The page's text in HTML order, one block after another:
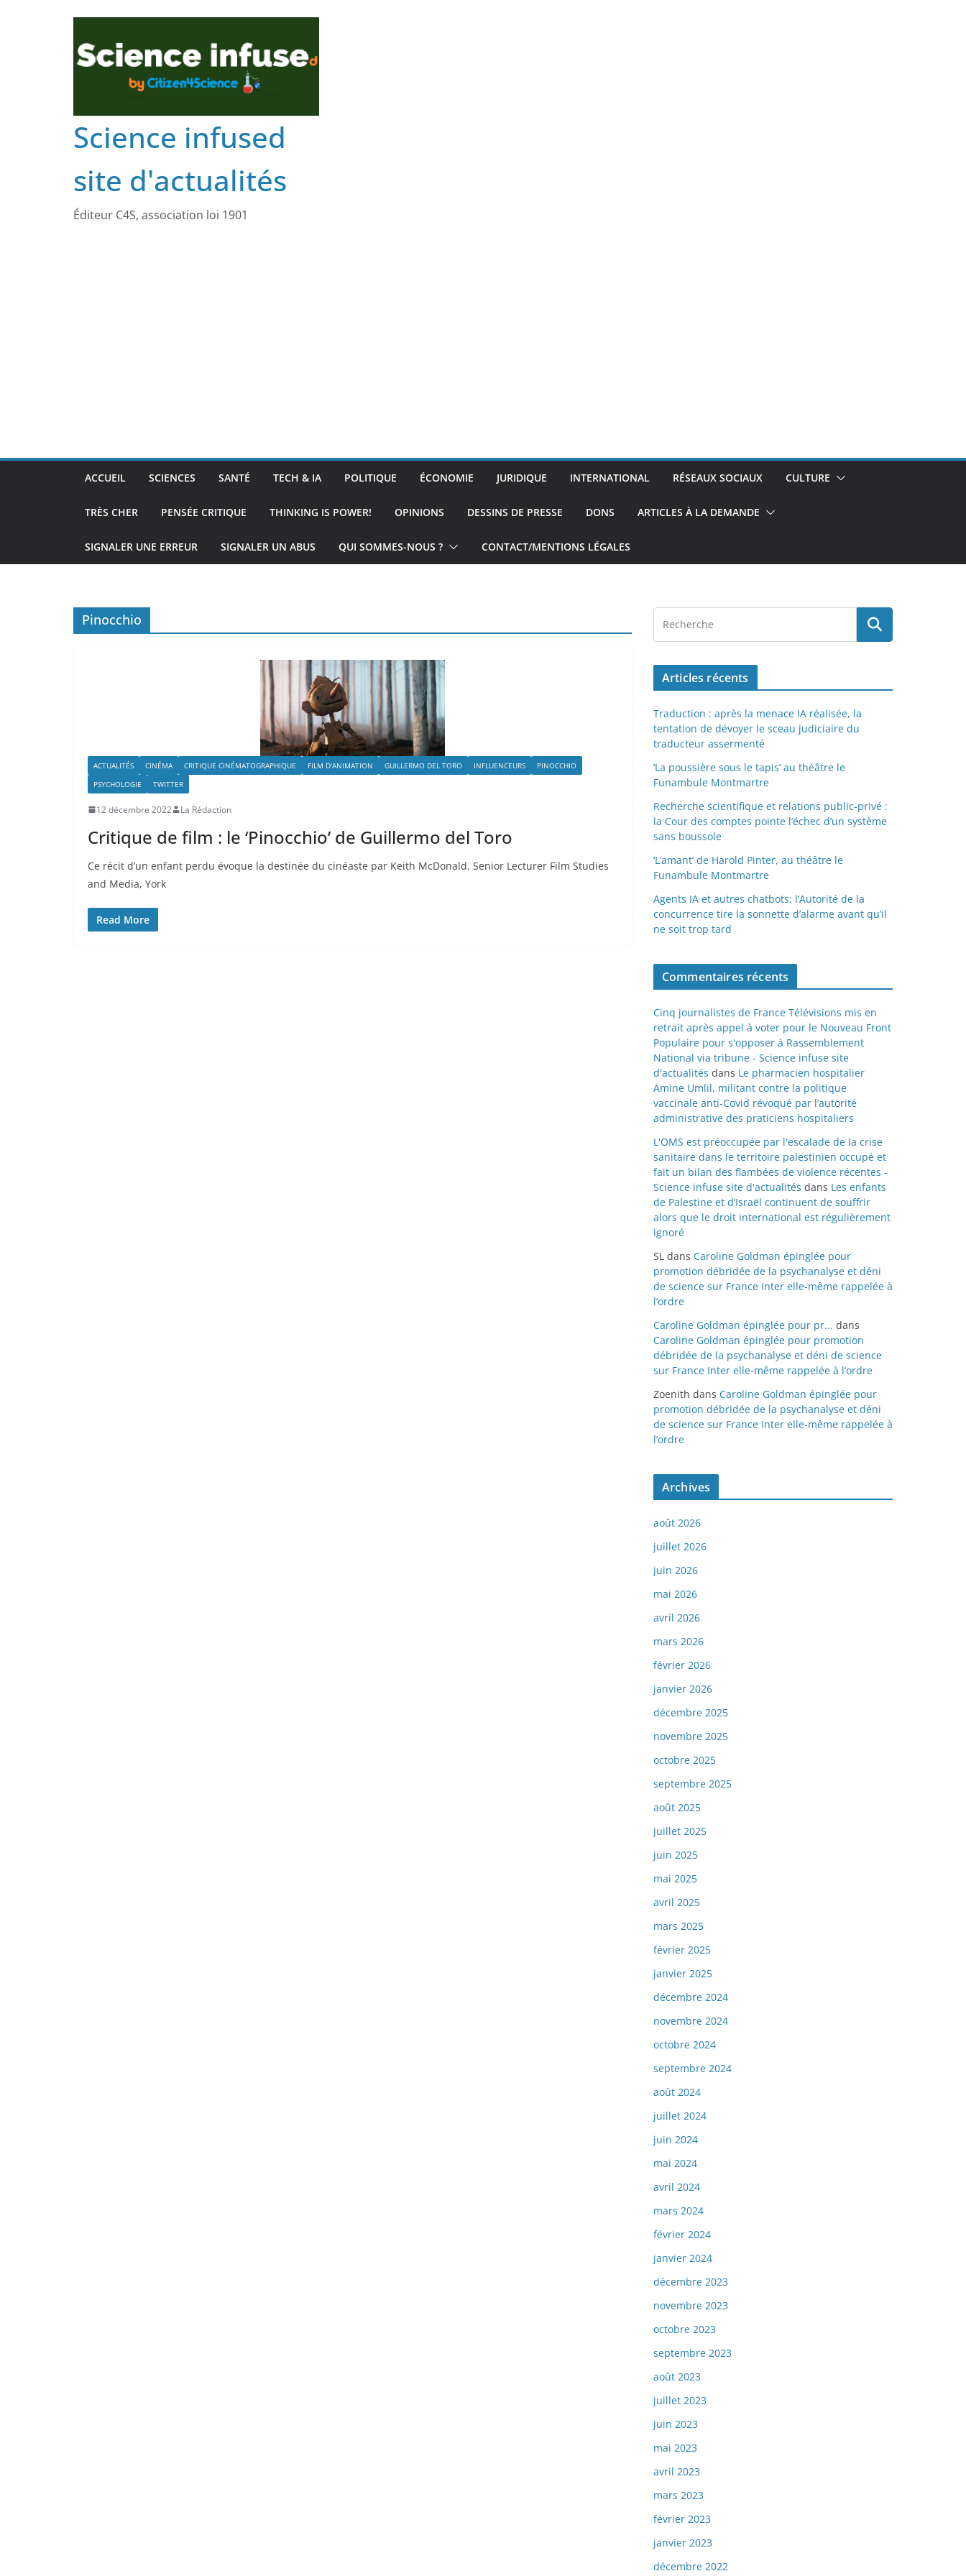
Science infused
site d'actualités
Éditeur C4S, association loi 1901
ACCUEIL SCIENCES SANTÉ TECH & IA POLITIQUE ÉCONOMIE JURIDIQUE INTERNATIONAL RÉSEAUX SOCIAUX CULTURE
TRÈS CHER PENSÉE CRITIQUE THINKING IS POWER! OPINIONS DESSINS DE PRESSE DONS ARTICLES À LA DEMANDE
SIGNALER UNE ERREUR SIGNALER UN ABUS QUI SOMMES-NOUS ? CONTACT/MENTIONS LÉGALES
Pinocchio
ACTUALITÉS CINÉMA CRITIQUE CINÉMATOGRAPHIQUE FILM D'ANIMATION GUILLERMO DEL TORO INFLUENCEURS
PINOCCHIO
PSYCHOLOGIE
TWITTER
12 décembre 2022 La Rédaction
Critique de film : le ‘Pinocchio’ de Guillermo del Toro
Ce récit d’un enfant perdu évoque la destinée du cinéaste par Keith McDonald, Senior Lecturer Film Studies
and Media, York
Read More
Articles récents
Traduction : après la menace IA réalisée, la
tentation de dévoyer le sceau judiciaire du
traducteur assermenté
‘La poussière sous le tapis’ au théâtre le
Funambule Montmartre
Recherche scientifique et relations public-privé :
la Cour des comptes pointe l’échec d’un système
sans boussole
‘L’amant’ de Harold Pinter, au théâtre le
Funambule Montmartre
Agents IA et autres chatbots: l’Autorité de la
concurrence tire la sonnette d’alarme avant qu’il
ne soit trop tard
Commentaires récents
Cinq journalistes de France Télévisions mis en
retrait après appel à voter pour le Nouveau Front
Populaire pour s'opposer à Rassemblement
National via tribune - Science infuse site
d'actualités dans Le pharmacien hospitalier
Amine Umlil, militant contre la politique
vaccinale anti-Covid révoqué par l’autorité
administrative des praticiens hospitaliers
L'OMS est préoccupée par l'escalade de la crise
sanitaire dans le territoire palestinien occupé et
fait un bilan des flambées de violence récentes -
Science infuse site d'actualités dans Les enfants
de Palestine et d’Israël continuent de souffrir
alors que le droit international est régulièrement
ignoré
SL dans Caroline Goldman épinglée pour
promotion débridée de la psychanalyse et déni
de science sur France Inter elle-même rappelée à
l’ordre
Caroline Goldman épinglée pour pr... dans
Caroline Goldman épinglée pour promotion
débridée de la psychanalyse et déni de science
sur France Inter elle-même rappelée à l’ordre
Zoenith dans Caroline Goldman épinglée pour
promotion débridée de la psychanalyse et déni
de science sur France Inter elle-même rappelée à
l’ordre
Archives
août 2026
juillet 2026
juin 2026
mai 2026
avril 2026
mars 2026
février 2026
janvier 2026
décembre 2025
novembre 2025
octobre 2025
septembre 2025
août 2025
juillet 2025
juin 2025
mai 2025
avril 2025
mars 2025
février 2025
janvier 2025
décembre 2024
novembre 2024
octobre 2024
septembre 2024
août 2024
juillet 2024
juin 2024
mai 2024
avril 2024
mars 2024
février 2024
janvier 2024
décembre 2023
novembre 2023
octobre 2023
septembre 2023
août 2023
juillet 2023
juin 2023
mai 2023
avril 2023
mars 2023
février 2023
janvier 2023
décembre 2022